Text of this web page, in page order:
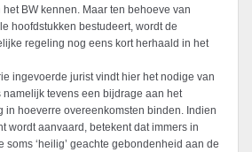
BW kennen. Maar ten behoeve van
hoofdstukken bestudeert, wordt de
regeling nog eens kort herhaald in het
ingevoerde jurist vindt hier het nodige van
tevens een bijdrage aan het
in hoeverre overeenkomsten binden. Indien
wordt aanvaard, betekent dat immers in
soms ‘heilig’ geachte gebondenheid aan de